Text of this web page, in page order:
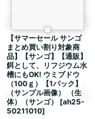
【サマーセール サンゴ
まとめ買い割り対象商
品】【サンゴ】【通販】
餌として、リフジウム水
槽にもOK! ウミブドウ
（100ｇ）【1パック】
（サンプル画像） （生
体）（サンゴ）
[ah25-
50211010]